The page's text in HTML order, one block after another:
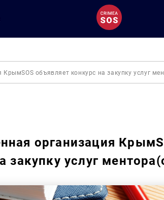
объявляет конкурс на закупку услуг
организация
закупку услуг